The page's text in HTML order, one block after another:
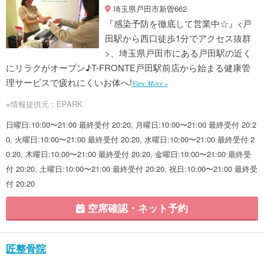
埼玉県戸田市新曽662
『感染予防を徹底して営業中☆』<戸
田駅から西口徒歩1分でアクセス抜群
>、埼玉県戸田市にある戸田駅の近く
にリラクがオープン♪T-FRONTE戸田駅前店から始まる健康管
理サービスで疲れにくいお体へ!View More »
※情報提供元：EPARK
日曜日:10:00〜21:00 最終受付 20:20, 月曜日:10:00〜21:00 最終受付 20:2
0, 火曜日:10:00〜21:00 最終受付 20:20, 水曜日:10:00〜21:00 最終受付 2
0:20, 木曜日:10:00〜21:00 最終受付 20:20, 金曜日:10:00〜21:00 最終受
付 20:20, 土曜日:10:00〜21:00 最終受付 20:20, 祝日:10:00〜21:00 最終受
付 20:20
空席確認・ネット予約
匠整骨院